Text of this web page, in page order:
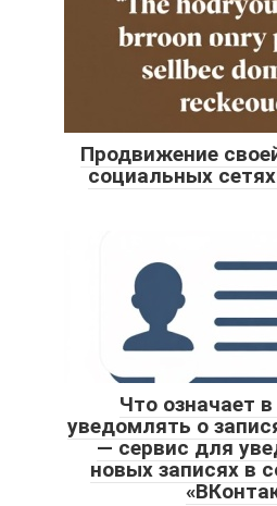
Продвижение
социальных
Что означает в
уведомлять о
— сервис для
новых записях в